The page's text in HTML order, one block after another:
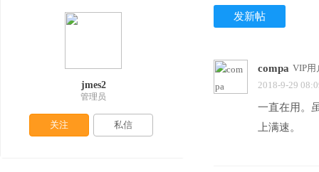
发新帖
compa VIP用
2018-9-29
一直在用。
上满速。
jmes2
管理员
关注 私信